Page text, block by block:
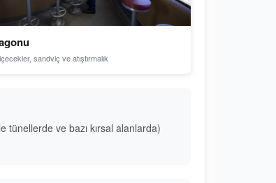
sandviç ve atıştırmalık
ve bazı kırsal alanlarda)